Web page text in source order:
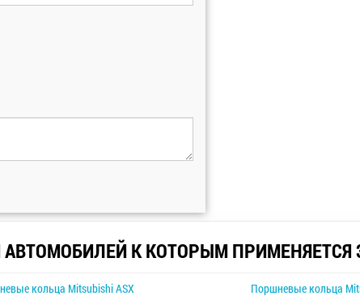
АВТОМОБИЛЕЙ К КОТОРЫМ ПРИМЕНЯЕТСЯ
кольца Mitsubishi ASX Поршневые кольца